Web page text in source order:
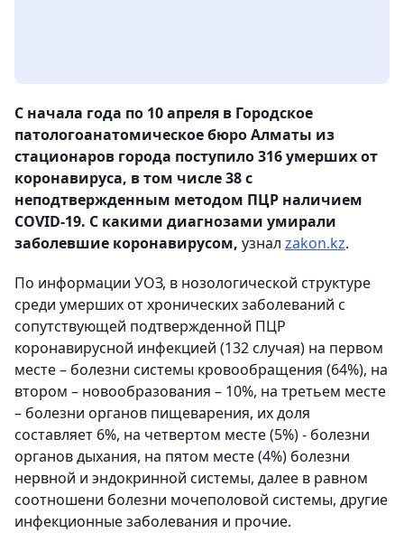
С начала года по 10 апреля в Городское
патологоанатомическое бюро Алматы из
стационаров города поступило 316 умерших от
коронавируса, в том числе 38 с
неподтвержденным методом ПЦР наличием
COVID-19. С какими диагнозами умирали
заболевшие коронавирусом, узнал zakon.kz.
По информации УОЗ, в нозологической структуре
среди умерших от хронических заболеваний с
сопутствующей подтвержденной ПЦР
коронавирусной инфекцией (132 случая) на первом
месте – болезни системы кровообращения (64%), на
втором – новообразования – 10%, на третьем месте
– болезни органов пищеварения, их доля
составляет 6%, на четвертом месте (5%) - болезни
органов дыхания, на пятом месте (4%) болезни
нервной и эндокринной системы, далее в равном
соотношени болезни мочеполовой системы, другие
инфекционные заболевания и прочие.